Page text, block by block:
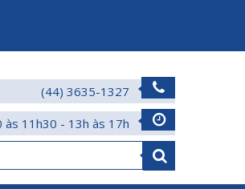
(44) 3635-1327
às 11h30 - 13h às 17h